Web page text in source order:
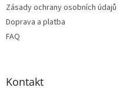
Zásady ochrany osobních údajů
Doprava a platba
FAQ
Kontakt